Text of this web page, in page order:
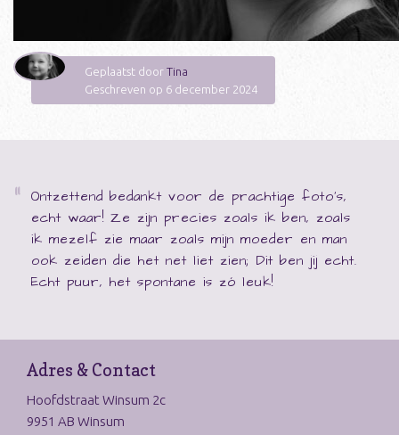
Geplaatst door Tina
Geschreven op 6 december 2024
Ontzettend bedankt voor de prachtige foto's,
echt waar! Ze zijn precies zoals ik ben, zoals
ik mezelf zie maar zoals mijn moeder en man
ook zeiden die het net liet zien; Dit ben jij echt.
Echt puur, het spontane is zó leuk!
Adres & Contact
Hoofdstraat Winsum 2c
9951 AB Winsum